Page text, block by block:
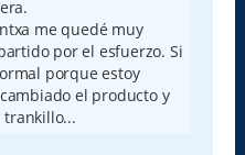
me quedé muy
por el esfuerzo. Si
porque estoy
el producto y
trankillo...